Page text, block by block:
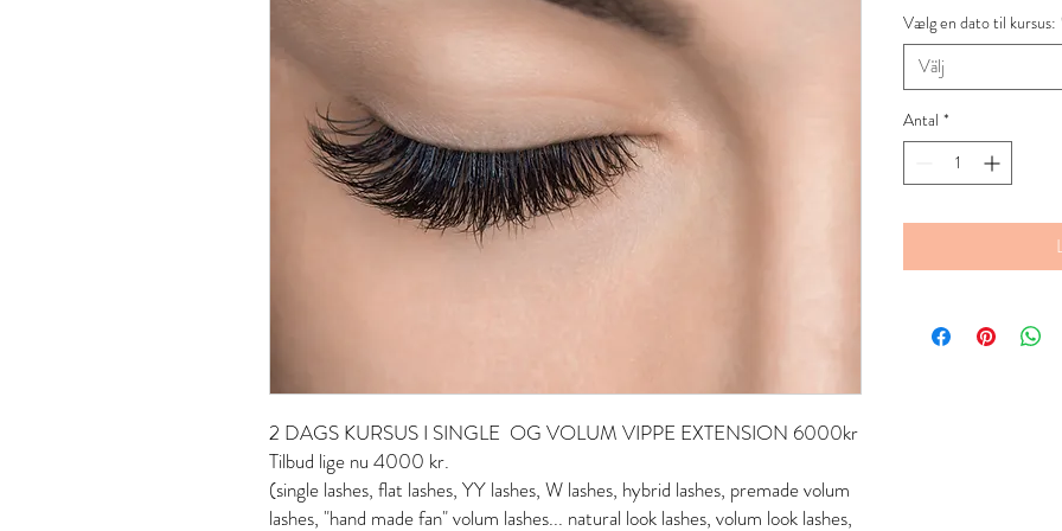
2 DAGS KURSUS I SINGLE OG VOLUM VIPPE EXTENSION 6000kr
Tilbud lige nu 4000 kr.
(single lashes, flat lashes, YY lashes, W lashes, hybrid lashes, premade volum
lashes, "hand made fan" volum lashes... natural look lashes, volum look lashes,
Vælg en dato til kursus:
Välj
Antal *